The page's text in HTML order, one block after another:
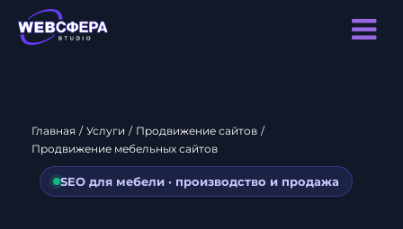
Главная / Услуги / Продвижение сайтов /
Продвижение мебельных сайтов
SEO для мебели · производство и продажа